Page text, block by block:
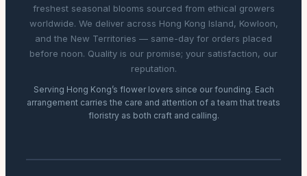
freshest seasonal blooms sourced from ethical growers
worldwide. We deliver across Hong Kong Island, Kowloon,
and the New Territories — same-day for orders placed
before noon. Quality is our promise; your satisfaction, our
reputation.
Serving Hong Kong’s flower lovers since our founding. Each
arrangement carries the care and attention of a team that treats
floristry as both craft and calling.